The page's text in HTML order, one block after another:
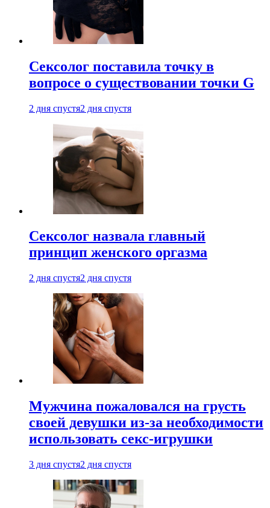
Сексолог поставила точку в
вопросе о существовании точки G
2 дня спустя2 дня спустя
Сексолог назвала главный
принцип женского оргазма
2 дня спустя2 дня спустя
Мужчина пожаловался на грусть
своей девушки из-за необходимости
использовать секс-игрушки
3 дня спустя2 дня спустя